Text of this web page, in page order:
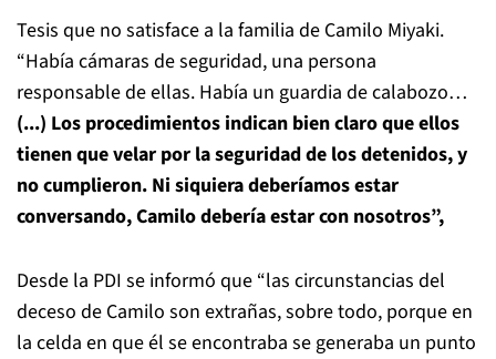
Tesis que no satisface a la familia de Camilo Miyaki.
“Había cámaras de seguridad, una persona
responsable de ellas. Había un guardia de calabozo…
(...) Los procedimientos indican bien claro que ellos
tienen que velar por la seguridad de los detenidos, y
no cumplieron. Ni siquiera deberíamos estar
conversando, Camilo debería estar con nosotros”,
Desde la PDI se informó que “las circunstancias del
deceso de Camilo son extrañas, sobre todo, porque en
la celda en que él se encontraba se generaba un punto